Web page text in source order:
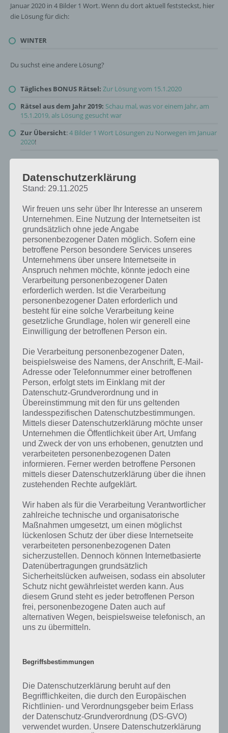
Januar 2020 in 4 Bilder 1 Wort. Wenn du dort aktuell feststeckst, hier
die Lösung für dich:
WINTER
Du suchst eine andere Lösung?
Tägliches BONUS Rätsel: Zur Lösung vom 15.1.2020
Rätsel aus dem Jahr 2019: Schau mal, was vor einem Jahr, am
15.1.2019, als Lösung gesucht war
Zur Übersicht:4 Bilder 1 Wort Lösungen zu Norwegen im Januar
2020!
Kurze Begriffserklärung zur Lösung
Winter
Winter ist die Lösung für das tägliche Rätsel am 15.1.2020 in 4 Bilder 1
Wort, doch welche Bedeutung hat dieses eigentlich und was gibt es
dazu zu wissen? Passt das Wort auch zu Norwegen? Zu bestimmten
Lösungen präsentieren wir daher auch immer eine kurze
Beim kalendarischen Winter müssen wir einen Blick in die
Astronomie werfen. Winteranfang ist dann, wenn die Sonne
senkreich zum Wendekreis der anderen Erdhälfte steht. Auf der
Nordhemisphäre, also auch hier in Deutschland, ist das der 21. oder
22. Dezember. Der Tag ist hier am kürzesten. Daneben gibt es wie er
erwähnt den meterologischen Winteranfang. Dieser wird auf der
Nordhalbkugel am 1. Dezember angesetzt und umfasst die Monat
Dezember, Januar und Februar.
Kommen wir mal zu Rekorden. Wusstest, wann der kälteste Winter
in Deutschland war? Dies war der Winter 1962/1963. Die mittlere
gemessen Temperatur in Deutschland stammt vom 12. Januar 1929.
die niedrigste wurde in Wostok (Antarktis) gemessen: -89,2 Grad
Celsius.
Während auf der Nordhalbkugel Winter ist, ist gleichzeitig auf der
Südhalbkugel Sommer. Aus diesem Grund wird auch zwischen dem
Datenschutzerklärung
Stand: 29.11.2025
Wir freuen uns sehr über Ihr Interesse an unserem
Unternehmen. Eine Nutzung der Internetseiten ist
grundsätzlich ohne jede Angabe
personenbezogener Daten möglich. Sofern eine
betroffene Person besondere Services unseres
Unternehmens über unsere Internetseite in
Anspruch nehmen möchte, könnte jedoch eine
Verarbeitung personenbezogener Daten
erforderlich werden. Ist die Verarbeitung
personenbezogener Daten erforderlich und
besteht für eine solche Verarbeitung keine
gesetzliche Grundlage, holen wir generell eine
Einwilligung der betroffenen Person ein.
Die Verarbeitung personenbezogener Daten,
beispielsweise des Namens, der Anschrift, E-Mail-
Adresse oder Telefonnummer einer betroffenen
Person, erfolgt stets im Einklang mit der
Datenschutz-Grundverordnung und in
Übereinstimmung mit den für uns geltenden
landesspezifischen Datenschutzbestimmungen.
Mittels dieser Datenschutzerklärung möchte unser
Unternehmen die Öffentlichkeit über Art, Umfang
und Zweck der von uns erhobenen, genutzten und
verarbeiteten personenbezogenen Daten
informieren. Ferner werden betroffene Personen
mittels dieser Datenschutzerklärung über die ihnen
zustehenden Rechte aufgeklärt.
Wir haben als für die Verarbeitung Verantwortlicher
zahlreiche technische und organisatorische
Maßnahmen umgesetzt, um einen möglichst
lückenlosen Schutz der über diese Internetseite
verarbeiteten personenbezogenen Daten
sicherzustellen. Dennoch können Internetbasierte
Datenübertragungen grundsätzlich
Sicherheitslücken aufweisen, sodass ein absoluter
Schutz nicht gewährleistet werden kann. Aus
diesem Grund steht es jeder betroffenen Person
frei, personenbezogene Daten auch auf
alternativen Wegen, beispielsweise telefonisch, an
uns zu übermitteln.
Begriffsbestimmungen
Die Datenschutzerklärung beruht auf den
Begrifflichkeiten, die durch den Europäischen
Richtlinien- und Verordnungsgeber beim Erlass
der Datenschutz-Grundverordnung (DS-GVO)
verwendet wurden. Unsere Datenschutzerklärung